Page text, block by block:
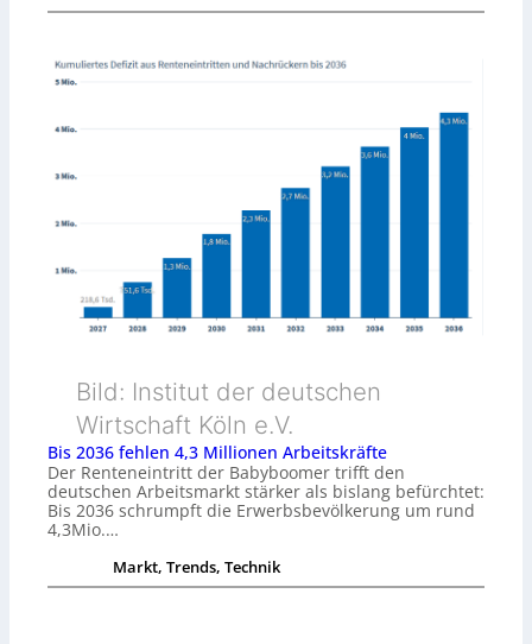
Bild: Institut der deutschen
Wirtschaft Köln e.V.
Bis 2036 fehlen 4,3 Millionen Arbeitskräfte
Der Renteneintritt der Babyboomer trifft den
deutschen Arbeitsmarkt stärker als bislang befürchtet:
Bis 2036 schrumpft die Erwerbsbevölkerung um rund
4,3Mio.…
Markt, Trends, Technik